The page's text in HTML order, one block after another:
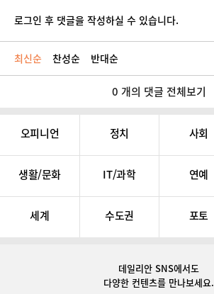
로그인 후 댓글을 작성하실 수 있습니다.
최신순 찬성순 반대순
0 개의 댓글 전체보기
오피니언 정치 사회
생활/문화 IT/과학 연예
세계 수도권 포토
데일리안 SNS에서도
다양한 컨텐츠를 만나보세요.